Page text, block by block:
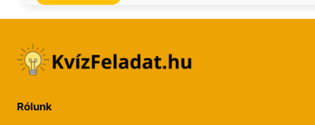
Európa
fővárosai
Rólunk